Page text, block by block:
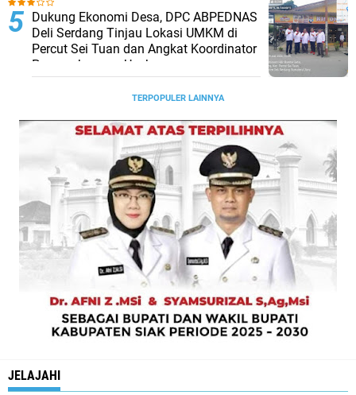
Dukung Ekonomi Desa, DPC ABPEDNAS
Deli Serdang Tinjau Lokasi UMKM di
Percut Sei Tuan dan Angkat Koordinator
Pengembangan Usaha
TERPOPULER LAINNYA
JELAJAHI